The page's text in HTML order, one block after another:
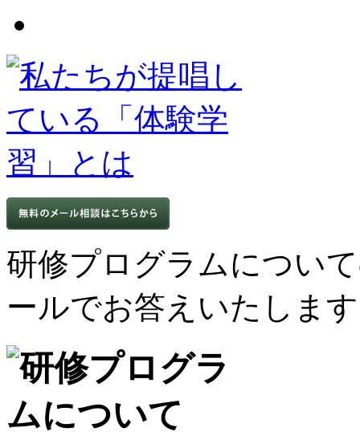
研修プログラムについ
ールでお答えいたしま